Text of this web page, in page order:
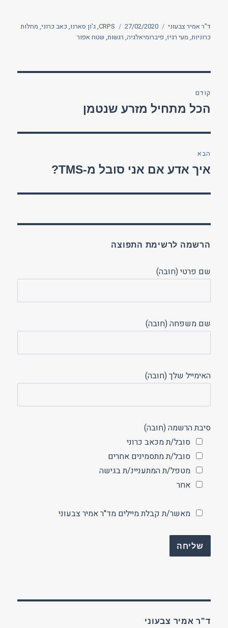
מחבר
ד"ר אמיר צבעוני
פורסם
בתאריך
27/02/2020 תגיות
CRPS
,ג'ון סארנו, כאב כרוני, מחלות
כרוניות, מעי רגיז, פיברומיאלגיה, רגשות, שטח אפור
קודם
הפוסט
הכל מתחיל מזרע שנטמן
הבא
הפוסט
איך אדע אם אני סובל מ-TMS?
הרשמה לרשימת התפוצה
שם פרטי (חובה)
שם משפחה (חובה)
האימייל שלך (חובה)
סיבת הרשמה (חובה)
סובל/ת מכאב כרוני
סובל/ת מתסמינים אחרים
מטפל/ת המתעניינ/ת בגישה
אחר
מאשר/ת קבלת מיילים מד"ר אמיר צבעוני
ד"ר אמיר צבעוני